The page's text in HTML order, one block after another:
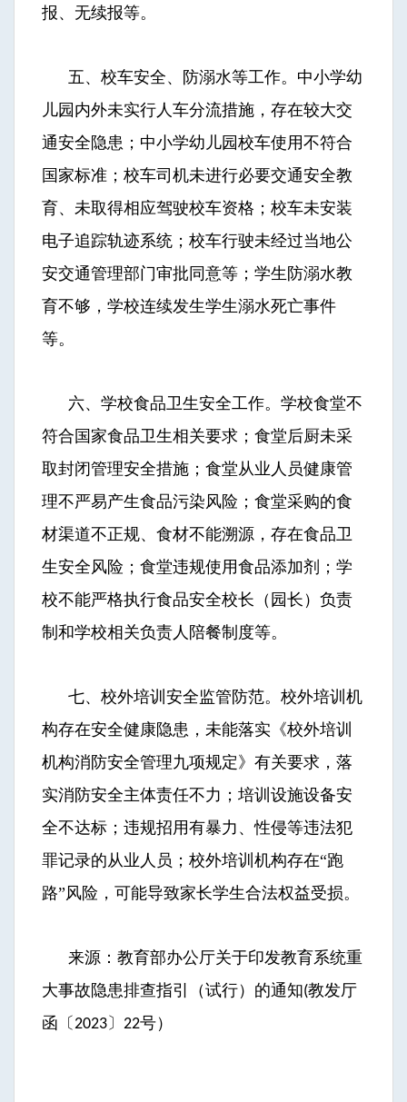
报、无续报等。
五、校车安全、防溺水等工作。中小学幼
儿园内外未实行人车分流措施，存在较大交
通安全隐患；中小学幼儿园校车使用不符合
国家标准；校车司机未进行必要交通安全教
育、未取得相应驾驶校车资格；校车未安装
电子追踪轨迹系统；校车行驶未经过当地公
安交通管理部门审批同意等；学生防溺水教
育不够，学校连续发生学生溺水死亡事件
等。
六、学校食品卫生安全工作。学校食堂不
符合国家食品卫生相关要求；食堂后厨未采
取封闭管理安全措施；食堂从业人员健康管
理不严易产生食品污染风险；食堂采购的食
材渠道不正规、食材不能溯源，存在食品卫
生安全风险；食堂违规使用食品添加剂；学
校不能严格执行食品安全校长（园长）负责
制和学校相关负责人陪餐制度等。
七、校外培训安全监管防范。校外培训机
构存在安全健康隐患，未能落实《校外培训
机构消防安全管理九项规定》有关要求，落
实消防安全主体责任不力；培训设施设备安
全不达标；违规招用有暴力、性侵等违法犯
罪记录的从业人员；校外培训机构存在“跑
路”风险，可能导致家长学生合法权益受损。
来源：教育部办公厅关于印发教育系统重
大事故隐患排查指引（试行）的通知(教发厅
函〔2023〕 22号）